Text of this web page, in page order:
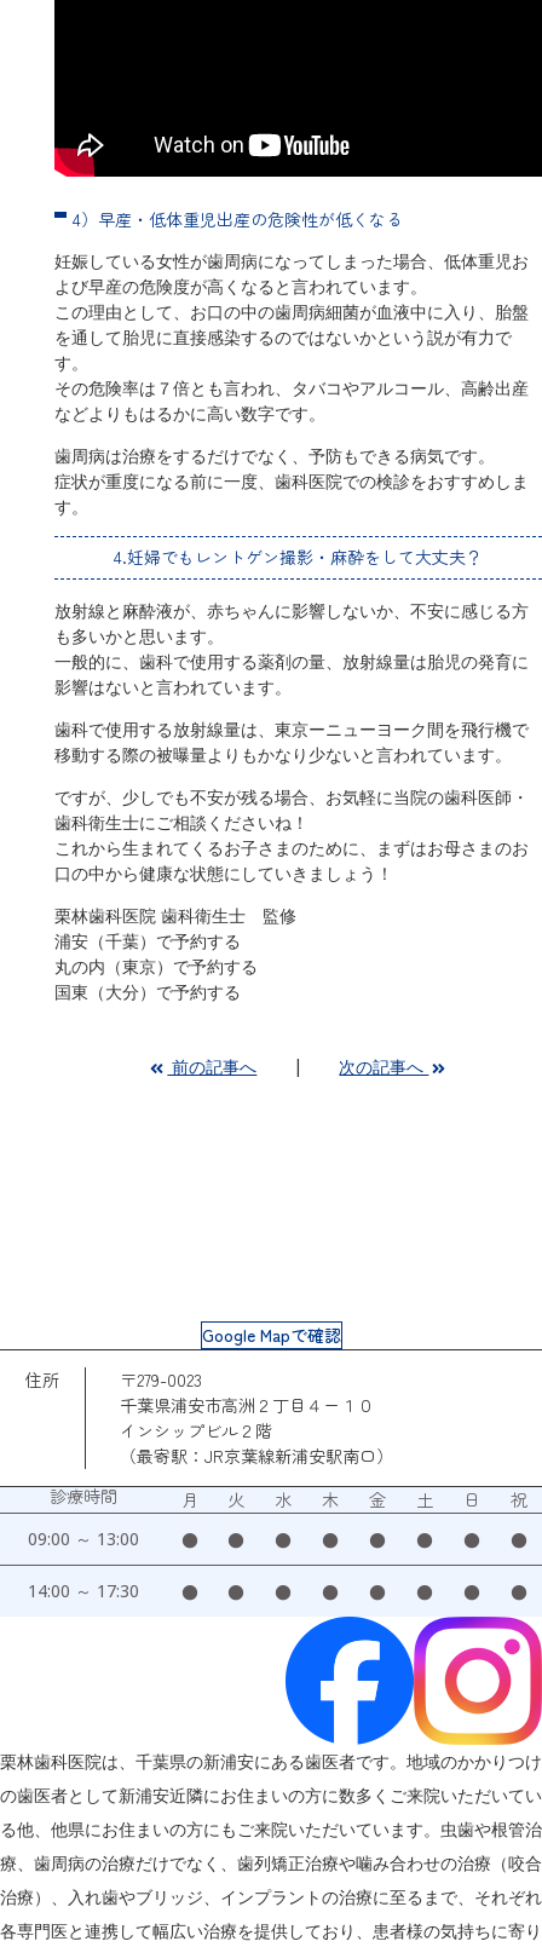
4）早産・低体重児出産の危険性が低くなる
妊娠している女性が歯周病になってしまった場合、低体重児お
よび早産の危険度が高くなると言われています。
この理由として、お口の中の歯周病細菌が血液中に入り、胎盤
を通して胎児に直接感染するのではないかという説が有力で
す。
その危険率は７倍とも言われ、タバコやアルコール、高齢出産
などよりもはるかに高い数字です。
歯周病は治療をするだけでなく、予防もできる病気です。
症状が重度になる前に一度、歯科医院での検診をおすすめしま
す。
4.妊婦でもレントゲン撮影・麻酔をして大丈夫？
放射線と麻酔液が、赤ちゃんに影響しないか、不安に感じる方
も多いかと思います。
一般的に、歯科で使用する薬剤の量、放射線量は胎児の発育に
影響はないと言われています。
歯科で使用する放射線量は、東京ーニューヨーク間を飛行機で
移動する際の被曝量よりもかなり少ないと言われています。
ですが、少しでも不安が残る場合、お気軽に当院の歯科医師・
歯科衛生士にご相談くださいね！
これから生まれてくるお子さまのために、まずはお母さまのお
口の中から健康な状態にしていきましょう！
栗林歯科医院 歯科衛生士 監修
浦安（千葉）で予約する
丸の内（東京）で予約する
国東（大分）で予約する
前の記事へ 次の記事へ
Google Mapで確認
住所
〒279-0023
千葉県浦安市高洲２丁目４ー１０
インシップビル２階
（最寄駅：JR京葉線新浦安駅南口）
診療時間
月 火 水 木 金 土 日 祝
09:00 ～ 13:00 ● ● ● ● ● ● ● ●
14:00 ～ 17:30 ● ● ● ● ● ● ● ●
栗林歯科医院は、千葉県の新浦安にある歯医者です。地域のかかりつけ
の歯医者として新浦安近隣にお住まいの方に数多くご来院いただいてい
る他、他県にお住まいの方にもご来院いただいています。虫歯や根管治
療、歯周病の治療だけでなく、歯列矯正治療や噛み合わせの治療（咬合
治療）、入れ歯やブリッジ、インプラントの治療に至るまで、それぞれ
各専門医と連携して幅広い治療を提供しており、患者様の気持ちに寄り